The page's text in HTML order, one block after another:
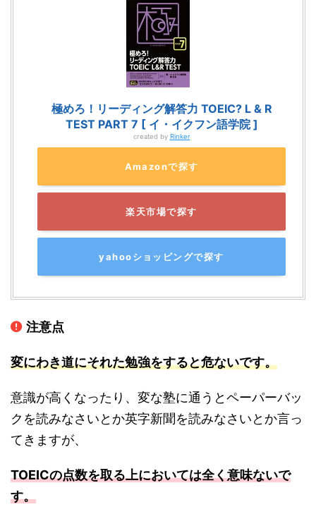
極めろ！リーディング解答力 TOEIC? L & R
TEST PART 7 [ イ・イクフン語学院 ]
created by Rinker
Amazonで探す
楽天市場で探す
yahooショッピングで探す
注意点
変にわき道にそれた勉強をすると危ないです。
意識が高くなったり、 変な塾に通うとペーパーバッ
クを読みなさいとか英字新聞を読みなさいとか言っ
てきますが、
TOEICの点数を取る上においては全く意味ないで
す。